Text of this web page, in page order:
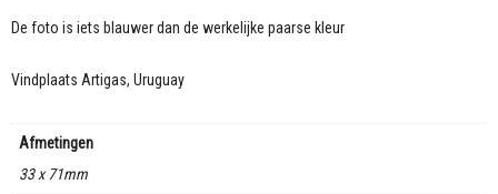
De foto is iets blauwer dan de werkelijke paarse kleur
Vindplaats Artigas, Uruguay
Afmetingen
33 x 71mm